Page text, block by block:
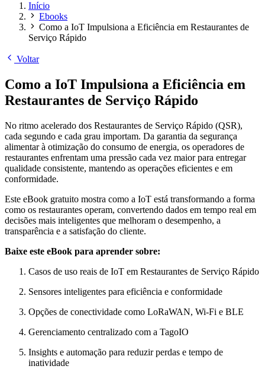
Início
Ebooks
Como a IoT Impulsiona a Eficiência em Restaurantes de
Serviço Rápido
Voltar
Como a IoT Impulsiona a Eficiência em
Restaurantes de Serviço Rápido
No ritmo acelerado dos Restaurantes de Serviço Rápido (QSR),
cada segundo e cada grau importam. Da garantia da segurança
alimentar à otimização do consumo de energia, os operadores de
restaurantes enfrentam uma pressão cada vez maior para entregar
qualidade consistente, mantendo as operações eficientes e em
conformidade.
Este eBook gratuito mostra como a IoT está transformando a forma
como os restaurantes operam, convertendo dados em tempo real em
decisões mais inteligentes que melhoram o desempenho, a
transparência e a satisfação do cliente.
Baixe este eBook para aprender sobre:
Casos de uso reais de IoT em Restaurantes de Serviço Rápido
Sensores inteligentes para eficiência e conformidade
Opções de conectividade como LoRaWAN, Wi-Fi e BLE
Gerenciamento centralizado com a TagoIO
Insights e automação para reduzir perdas e tempo de
inatividade